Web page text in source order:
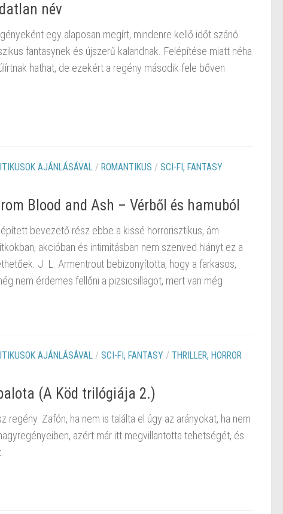
név
egy alaposan megírt, mindenre kellő időt szánó
fantasynek és újszerű kalandnak. Felépítése miatt néha
hathat, de ezekért a regény második fele bőven
AJÁNLÁSÁVAL / ROMANTIKUS / SCI-FI, FANTASY
​Blood and Ash – Vérből és hamuból
bevezető rész ebbe a kissé horrorisztikus, ám
akcióban és intimitásban nem szenved hiányt ez a
J. L. Armentrout bebizonyította, hogy a farkasos,
nem érdemes fellőni a pizsicsillagot, mert van még
AJÁNLÁSÁVAL / SCI-FI, FANTASY / THRILLER, HORROR
(A Köd trilógiája 2.)
regény. Zafón, ha nem is találta el úgy az arányokat, ha nem
azért már itt megvillantotta tehetségét, és